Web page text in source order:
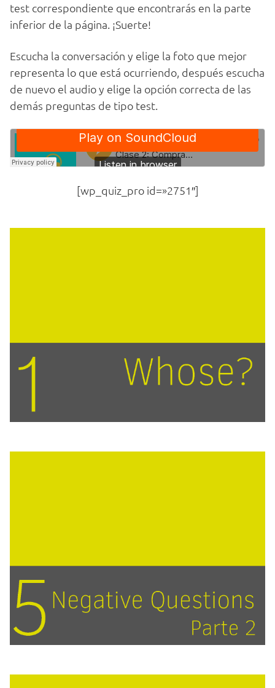
test correspondiente que encontrarás en la parte
inferior de la página. ¡Suerte!
Escucha la conversación y elige la foto que mejor
representa lo que está ocurriendo, después escucha
de nuevo el audio y elige la opción correcta de las
demás preguntas de tipo test.
[wp_quiz_pro id=»2751″]